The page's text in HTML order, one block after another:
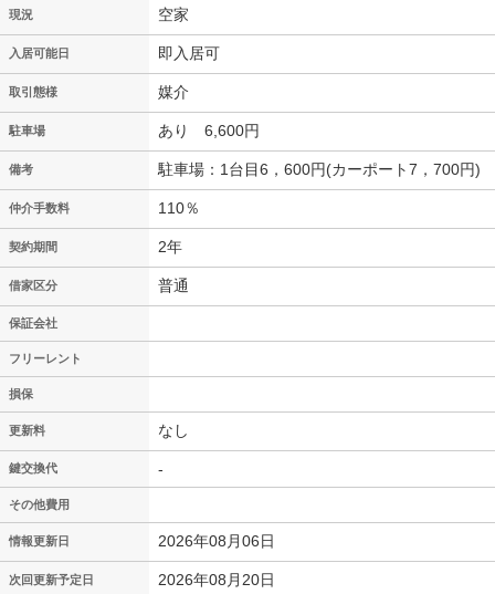
現況 空家
入居可能日 即入居可
取引態様 媒介
駐車場 あり 6,600円
備考 駐車場：1台目6，600円(カーポート7，700円)
仲介手数料 110％
契約期間 2年
借家区分 普通
保証会社
フリーレント
損保
更新料 なし
鍵交換代 -
その他費用
情報更新日 2026年08月06日
次回更新予定日 2026年08月20日